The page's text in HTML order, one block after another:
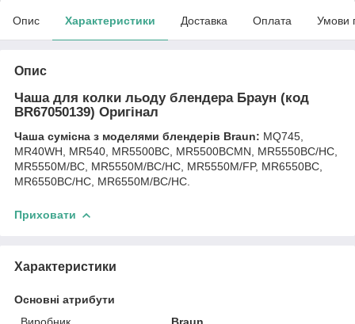
Опис Характеристики Доставка Оплата Умови
Опис
Чаша для колки льоду блендера Браун (код
BR67050139) Оригінал
Чаша сумісна з моделями блендерів Braun: MQ745,
MR40WH, MR540, MR5500BC, MR5500BCMN, MR5550BC/HC,
MR5550M/BC, MR5550M/BC/HC, MR5550M/FP, MR6550BC,
MR6550BC/HC, MR6550M/BC/HC.
Приховати
Характеристики
Основні атрибути
Виробник
Braun